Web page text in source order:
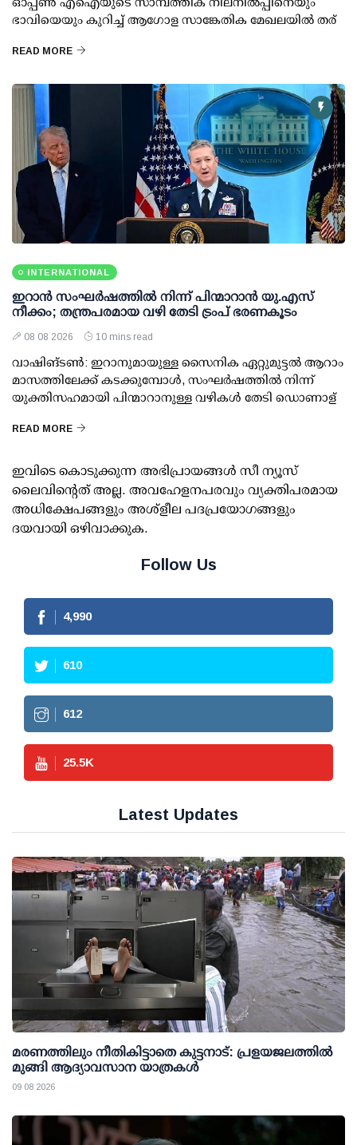
ഭാവിയെയും കുറിച്ച് ആഗോള സാങ്കേതിക മേഖലയില്‍ തര്
READ MORE
INTERNATIONAL
ഇറാന്‍ സംഘര്‍ഷത്തില്‍ നിന്ന് പിന്മാറാന്‍ യു.എസ്
നീക്കം; തന്ത്രപരമായ വഴി തേടി ട്രംപ് ഭരണകൂടം
08 08 2026 10 mins read
വാഷിങ്ടണ്‍: ഇറാനുമായുള്ള സൈനിക ഏറ്റുമുട്ടല്‍ ആറാം
മാസത്തിലേക്ക് കടക്കുമ്പോള്‍, സംഘര്‍ഷത്തില്‍ നിന്ന്
യുക്തിസഹമായി പിന്മാറാനുള്ള വഴികള്‍ തേടി ഡൊണാള്
READ MORE
ഇവിടെ കൊടുക്കുന്ന അഭിപ്രായങ്ങള്‍ സീ ന്യൂസ്
ലൈവിന്റെത് അല്ല. അവഹേളനപരവും വ്യക്തിപരമായ
അധിക്ഷേപങ്ങളും അശ്‌ളീല പദപ്രയോഗങ്ങളും
ദയവായി ഒഴിവാക്കുക.
Follow Us
4,990
610
612
25.5K
Latest Updates
മരണത്തിലും നീതികിട്ടാതെ കുട്ടനാട്: പ്രളയജലത്തില്‍
മുങ്ങി ആദ്യാവസാന യാത്രകള്‍
09 08 2026